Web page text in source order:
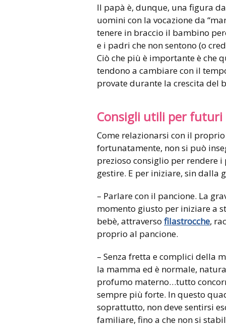
Il papà è, dunque, una figura
uomini con la vocazione da
tenere in braccio il bambino
e i padri che non sentono (o
Ciò che più è importante è che
tendono a cambiare con il
provate durante la crescita del
Consigli utili per futuri
Come relazionarsi con il
fortunatamente, non si può
prezioso consiglio per rendere
gestire. E per iniziare, sin dalla
– Parlare con il pancione. La
momento giusto per iniziare a
bebè, attraverso filastrocche,
proprio al pancione.
– Senza fretta e complici della
la mamma ed è normale,
profumo materno…tutto
sempre più forte. In questo
soprattutto, non deve sentirsi
familiare, fino a che non si